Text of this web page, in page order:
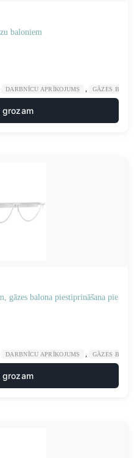
baloniem
DARBNĪCU APRĪKOJUMS GĀZES
grozam
gāzes balona piestiprināšana pie
DARBNĪCU APRĪKOJUMS GĀZES
grozam